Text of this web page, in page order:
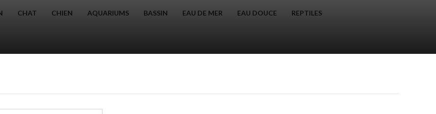
CHAT CHIEN AQUARIUMS BASSIN EAU DE MER EAU DOUCE REPTILES